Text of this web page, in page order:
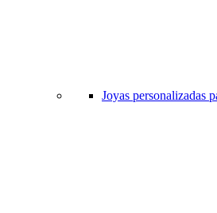
Joyas personalizadas